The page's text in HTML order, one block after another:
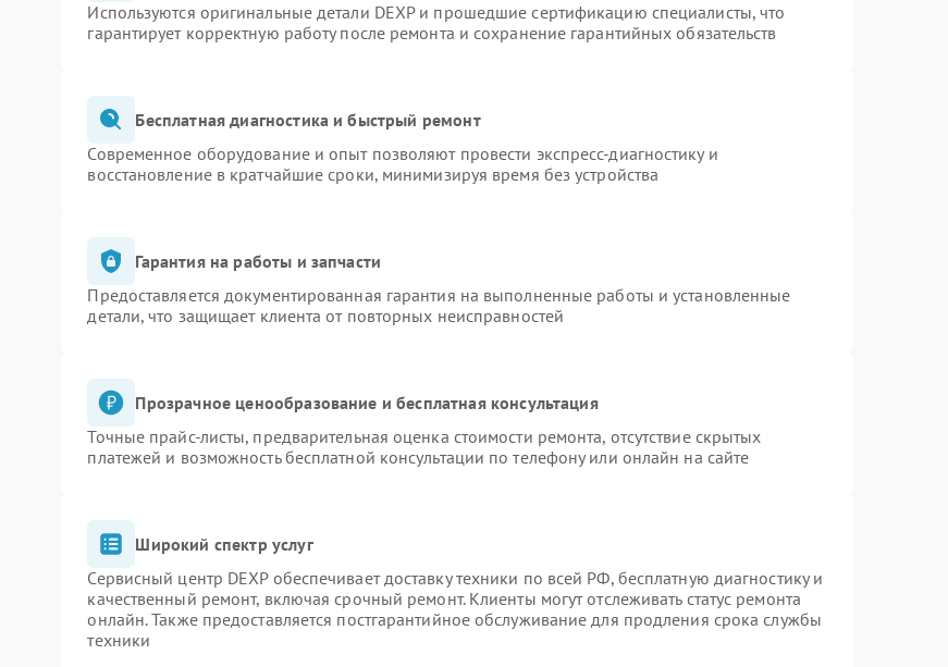
Используются оригинальные детали DEXP и прошедшие сертификацию специалисты, что
гарантирует корректную работу после ремонта и сохранение гарантийных обязательств
Бесплатная диагностика и быстрый ремонт
Современное оборудование и опыт позволяют провести экспресс-диагностику и
восстановление в кратчайшие сроки, минимизируя время без устройства
Гарантия на работы и запчасти
Предоставляется документированная гарантия на выполненные работы и установленные
детали, что защищает клиента от повторных неисправностей
Прозрачное ценообразование и бесплатная консультация
Точные прайс-листы, предварительная оценка стоимости ремонта, отсутствие скрытых
платежей и возможность бесплатной консультации по телефону или онлайн на сайте
Широкий спектр услуг
Сервисный центр DEXP обеспечивает доставку техники по всей РФ, бесплатную диагностику и
качественный ремонт, включая срочный ремонт. Клиенты могут отслеживать статус ремонта
онлайн. Также предоставляется постгарантийное обслуживание для продления срока службы
техники